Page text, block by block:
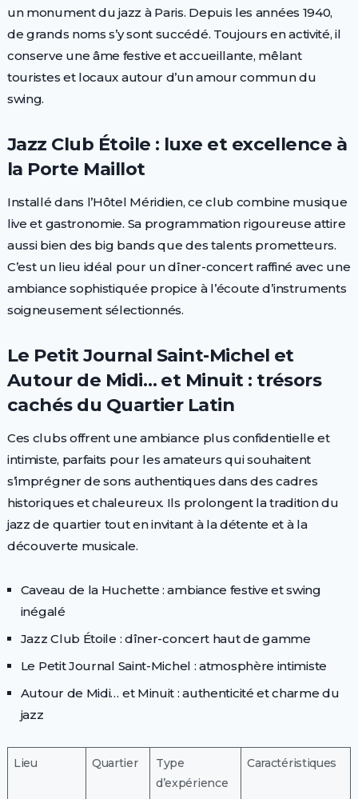
un monument du jazz à Paris. Depuis les années 1940,
de grands noms s’y sont succédé. Toujours en activité, il
conserve une âme festive et accueillante, mêlant
touristes et locaux autour d’un amour commun du
swing.
Jazz Club Étoile : luxe et excellence à
la Porte Maillot
Installé dans l’Hôtel Méridien, ce club combine musique
live et gastronomie. Sa programmation rigoureuse attire
aussi bien des big bands que des talents prometteurs.
C’est un lieu idéal pour un dîner-concert raffiné avec une
ambiance sophistiquée propice à l’écoute d’instruments
soigneusement sélectionnés.
Le Petit Journal Saint-Michel et
Autour de Midi… et Minuit : trésors
cachés du Quartier Latin
Ces clubs offrent une ambiance plus confidentielle et
intimiste, parfaits pour les amateurs qui souhaitent
s’imprégner de sons authentiques dans des cadres
historiques et chaleureux. Ils prolongent la tradition du
jazz de quartier tout en invitant à la détente et à la
découverte musicale.
Caveau de la Huchette : ambiance festive et swing
inégalé
Jazz Club Étoile : dîner-concert haut de gamme
Le Petit Journal Saint-Michel : atmosphère intimiste
Autour de Midi… et Minuit : authenticité et charme du
jazz
Lieu Quartier
Type
d’expérience
Caractéristiques